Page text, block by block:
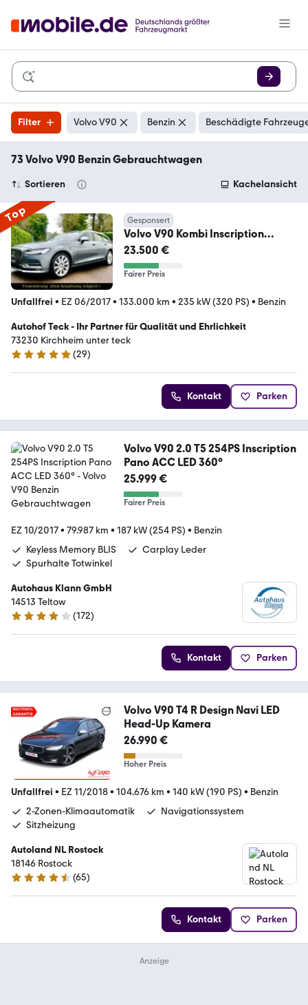
Filter Volvo V90 Benzin Beschädigte
73 Volvo V90 Benzin Gebrauchtwagen
Sortieren Kachelansicht
Top Gesponsert
Volvo V90 Kombi Inscription
AWD|A.H.K|LEDER|NAVI|EURO6
23.500 €
Fairer Preis
Unfallfrei • EZ 06/2017• 133.000 km • 235 kW (320 PS) • Benzin
Autohof Teck - Ihr Partner für Qualität und Ehrlichkeit
73230 Kirchheim unter teck
5 Sterne
(29)
Kontakt Parken
Volvo V90 2.0 T5 254PS Inscription
Pano ACC LED 360°
25.999 €
Fairer Preis
EZ 10/2017• 79.987 km • 187 kW (254 PS) • Benzin
Keyless Memory BLIS
Carplay Leder
Spurhalte Totwinkel
Autohaus Klann GmbH
14513 Teltow
4 Sterne
(172)
Kontakt Parken
Volvo V90 T4 R Design Navi LED
Head-Up Kamera
26.990 €
Hoher Preis
Unfallfrei • EZ 11/2018• 104.676 km • 140 kW (190 PS) • Benzin
2-Zonen-Klimaautomatik
Navigationssystem
Sitzheizung
Autoland NL Rostock
18146 Rostock
4.6 Sterne
(65)
Kontakt Parken